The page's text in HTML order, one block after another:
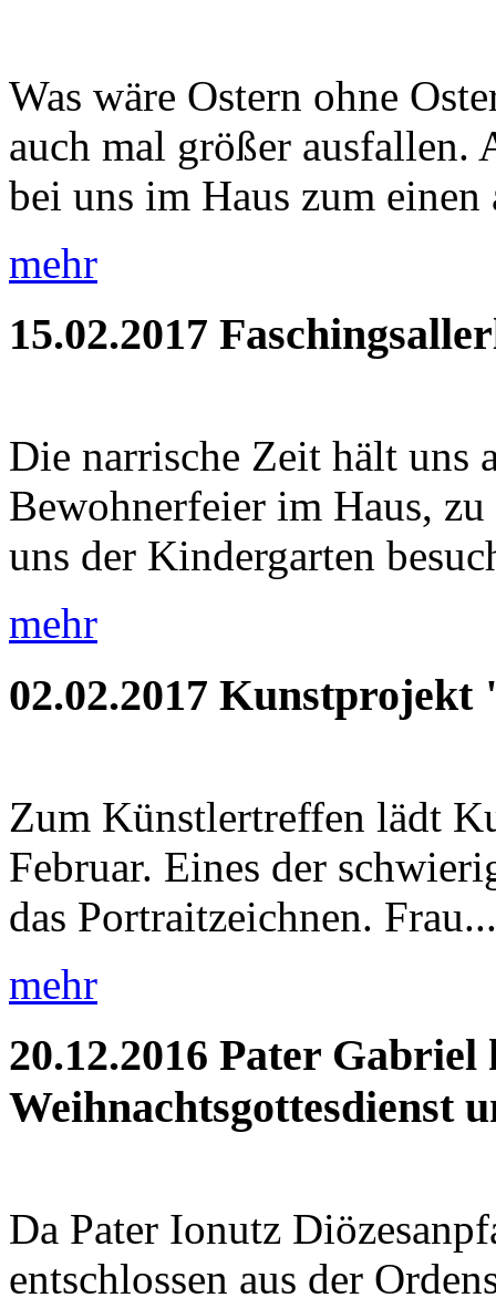
Was wäre Ostern ohne
auch mal größer ausfallen.
bei uns im Haus zum einen
mehr
15.02.2017
Die narrische Zeit hält uns
Bewohnerfeier im Haus,
uns der Kindergarten
mehr
02.02.2017 Kunstprojekt
Zum Künstlertreffen lädt
Februar. Eines der
das Portraitzeichnen. Frau...
mehr
20.12.2016 Pater Gabriel
Weihnachtsgottesdienst
Da Pater Ionutz
entschlossen aus der